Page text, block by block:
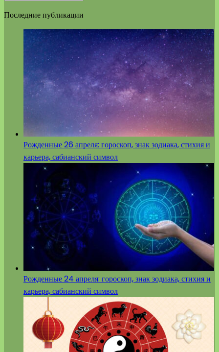
Последние публикации
Рожденные 26 апреля: гороскоп, знак зодиака, стихия и
карьера, сабианский символ
Рожденные 24 апреля: гороскоп, знак зодиака, стихия и
карьера, сабианский символ